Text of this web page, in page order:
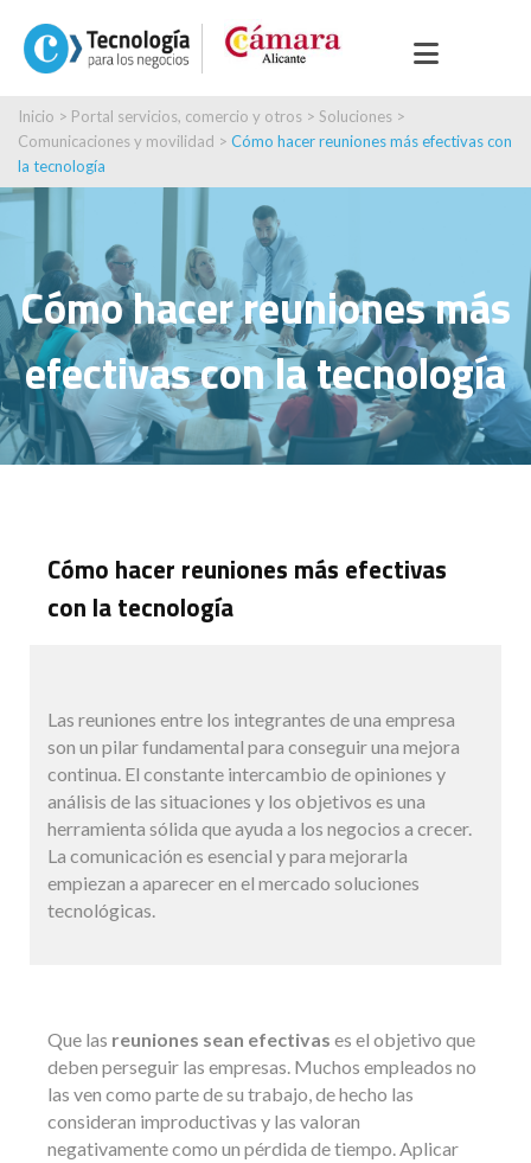
Inicio > Portal servicios, comercio y otros > Soluciones >
Comunicaciones y movilidad > Cómo hacer reuniones más efectivas con
la tecnología
Cómo hacer reuniones más
efectivas con la tecnología
Cómo hacer reuniones más efectivas
con la tecnología
Las reuniones entre los integrantes de una empresa
son un pilar fundamental para conseguir una mejora
continua. El constante intercambio de opiniones y
análisis de las situaciones y los objetivos es una
herramienta sólida que ayuda a los negocios a crecer.
La comunicación es esencial y para mejorarla
empiezan a aparecer en el mercado soluciones
tecnológicas.
Que las reuniones sean efectivas es el objetivo que
deben perseguir las empresas. Muchos empleados no
las ven como parte de su trabajo, de hecho las
consideran improductivas y las valoran
negativamente como un pérdida de tiempo. Aplicar